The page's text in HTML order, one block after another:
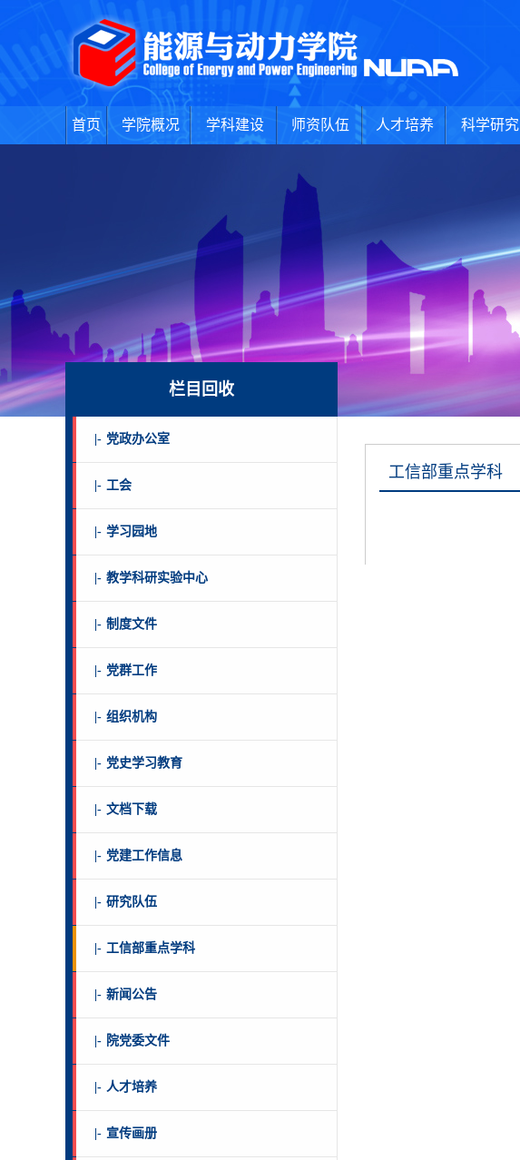
首页 学院概况 学科建设 师资队伍 人才培养 科学研究
栏目回收
|- 党政办公室
|- 工会
|- 学习园地
|- 教学科研实验中心
|- 制度文件
|- 党群工作
|- 组织机构
|- 党史学习教育
|- 文档下载
|- 党建工作信息
|- 研究队伍
|- 工信部重点学科
|- 新闻公告
|- 院党委文件
|- 人才培养
|- 宣传画册
工信部重点学科